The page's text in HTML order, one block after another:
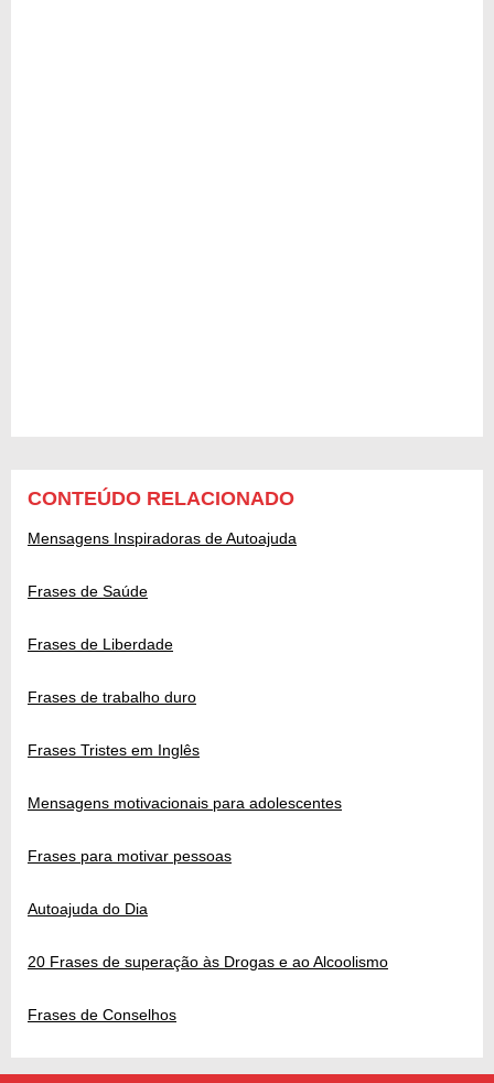
CONTEÚDO RELACIONADO
Mensagens Inspiradoras de Autoajuda
Frases de Saúde
Frases de Liberdade
Frases de trabalho duro
Frases Tristes em Inglês
Mensagens motivacionais para adolescentes
Frases para motivar pessoas
Autoajuda do Dia
20 Frases de superação às Drogas e ao Alcoolismo
Frases de Conselhos